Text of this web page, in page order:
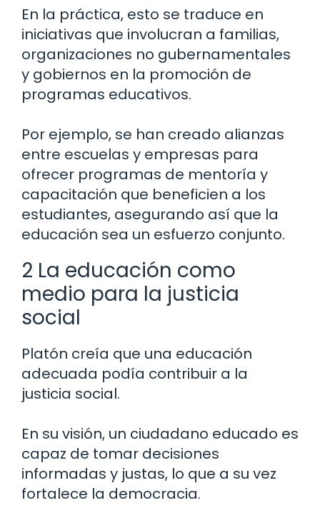
En la práctica, esto se traduce en
iniciativas que involucran a familias,
organizaciones no gubernamentales
y gobiernos en la promoción de
programas educativos.
Por ejemplo, se han creado alianzas
entre escuelas y empresas para
ofrecer programas de mentoría y
capacitación que beneficien a los
estudiantes, asegurando así que la
educación sea un esfuerzo conjunto.
2 La educación como
medio para la justicia
social
Platón creía que una educación
adecuada podía contribuir a la
justicia social.
En su visión, un ciudadano educado es
capaz de tomar decisiones
informadas y justas, lo que a su vez
fortalece la democracia.